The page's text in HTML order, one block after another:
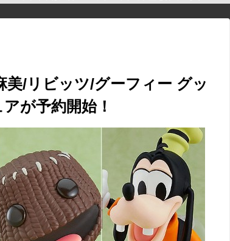
/リビッツ/グーフィー グッ
が予約開始！